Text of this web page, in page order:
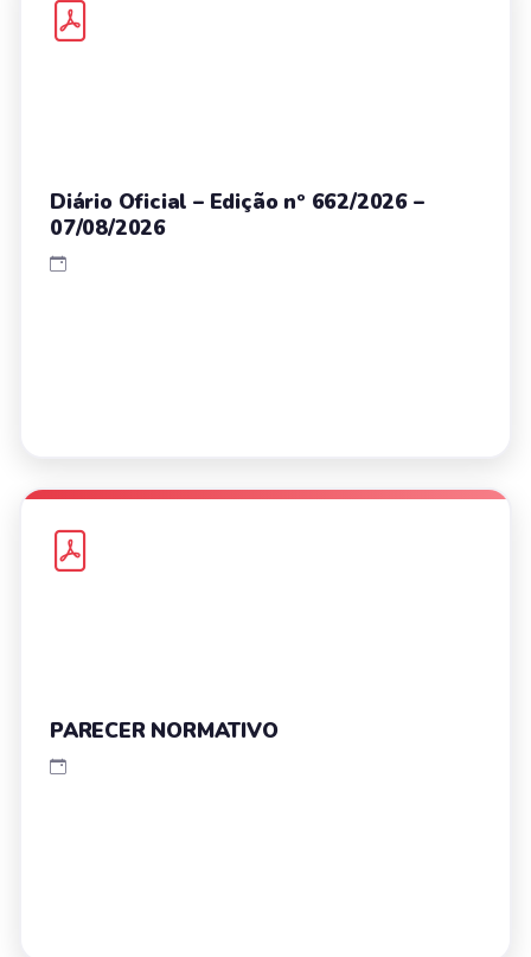
Diário Oficial – Edição nº 662/2026 –
07/08/2026
PARECER NORMATIVO